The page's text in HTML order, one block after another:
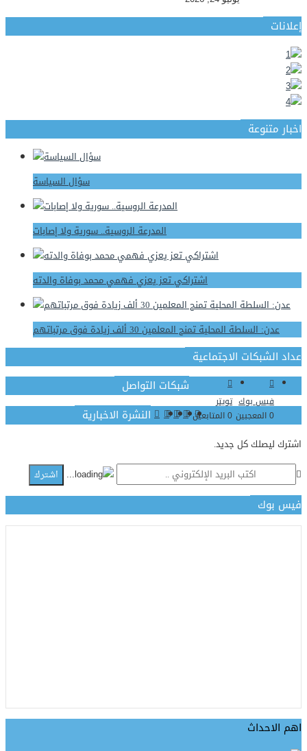
إعلانات
اخبار متنوعة
سؤال السياسة
المدرعة الروسية.. سورية ولا إصابات
اشتراكي تعز يعزي فهمي محمد بوفاة والدته
عدن: السلطة المحلية تمنح المعلمين 30 ألف زيادة فوق مرتباتهم
عداد الشبكات الاجتماعية
فيس بوك
0 المعجبين
تويتر
0 المتابعين
شبكات التواصل
النشرة الاخبارية
اشترك ليصلك كل جديد.
اشترك
فيس بوك
اهم الاحداث